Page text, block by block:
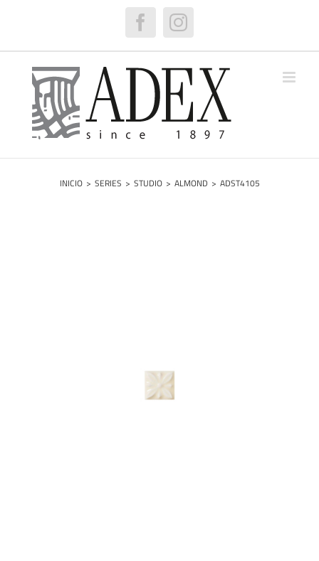
FacebookInstagram
INICIO > SERIES > STUDIO > ALMOND > ADST4105